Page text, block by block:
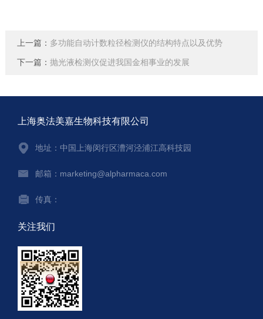
上一篇： 多功能自动计数粒径检测仪的结构特点以及优势
下一篇： 抛光液检测仪促进我国金相事业的发展
上海奥法美嘉生物科技有限公司
地址：中国上海闵行区漕河泾浦江高科技园
邮箱：marketing@alpharmaca.com
传真：
关注我们